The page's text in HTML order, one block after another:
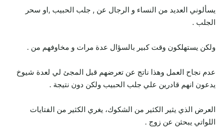
يسألوني العديد من النساء و الرجال عن , جلب الحبيب ,او سحر
الجلب .
ولكن يستهلكون وقت كبير بالسؤال عدة مرات و مخاوفهم من .
عدم نجاح العمل وهذا ناتج عن تعرضهم قبل المجئ لي لعدة شيوخ
يدعون انهم قادرين علي جلب الحبيب ولكن دون نتيجة .
العرض الذي يثير الكثير من الشكوك، يغري الكثير من الفتايات
اللواتي يبحثن عن زوج .